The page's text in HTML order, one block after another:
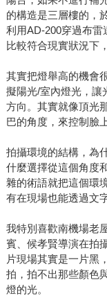
的構造是三層樓的，
利用AD-200穿過布
比較符合現實狀況下
其實把燈舉高的機會
擬陽光/室內燈光，讓
方向。其實就像頂光
巴的角度，來控制
拍攝環境的結構，為
什麼選擇從這個角度
雜的術語就把這個環
有在現場也能透過文
我特別喜歡南機場老
賓、候孝賢導演在拍
片現場其實是一片黑
拍，拍不出那些顏色
燈的光。